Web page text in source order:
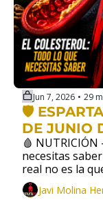
Jun 7, 2026 • 29
🛡️
DE JUNIO
🩸
necesitas
real no es la
PERSONAL –
perfecto
Javi Molina